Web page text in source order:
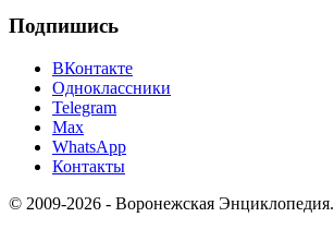
Подпишись
ВКонтакте
Одноклассники
Telegram
Max
WhatsApp
Контакты
© 2009-2026 - Воронежская Энциклопедия.